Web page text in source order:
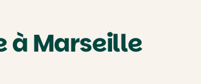
à Marseille